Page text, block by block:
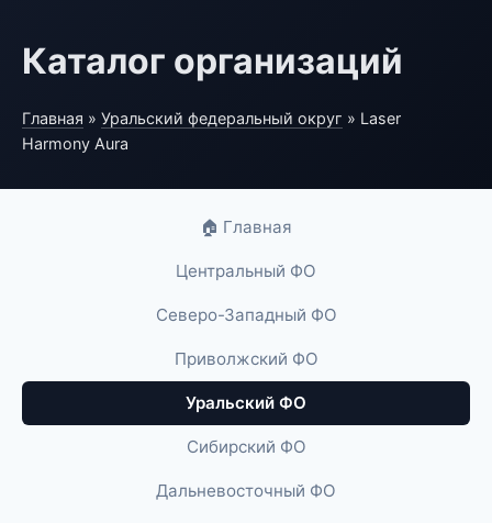
Каталог организаций
Главная » Уральский федеральный округ » Laser
Harmony Aura
🏠 Главная
Центральный ФО
Северо-Западный ФО
Приволжский ФО
Уральский ФО
Сибирский ФО
Дальневосточный ФО